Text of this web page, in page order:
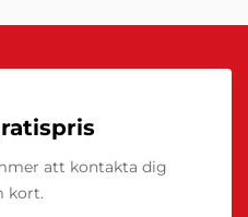
att kontakta dig
kort.